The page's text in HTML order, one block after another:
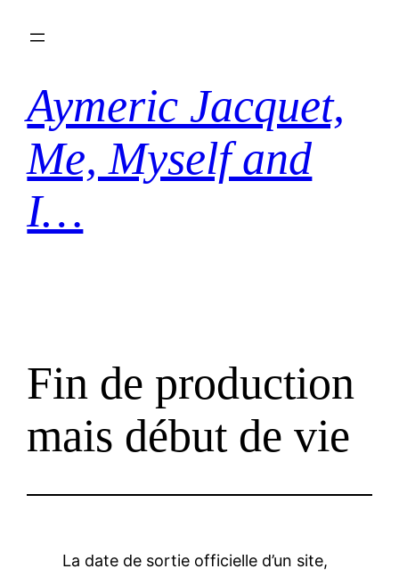
Aymeric Jacquet,
Me, Myself and
I…
Fin de production
mais début de vie
La date de sortie officielle d’un site,